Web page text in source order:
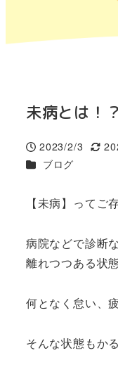
未病とは！？
投稿日
2023/2/3
更新
カテゴリー
ブログ
【未病】ってご
病院などで診断
離れつつある状
何となく怠い、
そんな状態もか